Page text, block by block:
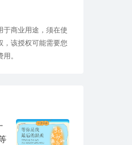
于商业用途，须在使
，该授权可能需要您
。